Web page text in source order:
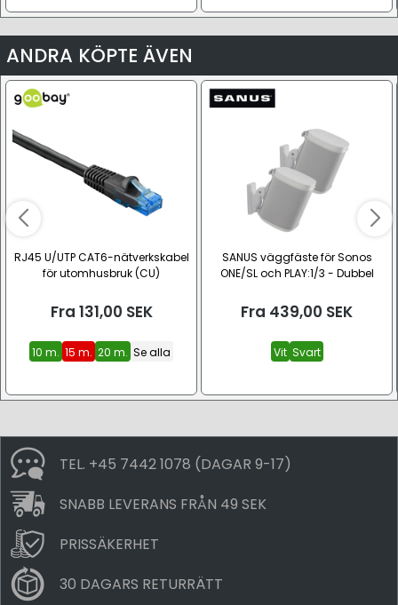
ANDRA KÖPTE ÄVEN
RJ45 U/UTP CAT6-nätverkskabel
för utomhusbruk (CU)
Fra 131,00 SEK
10 m. 15 m. 20 m. Se alla
SANUS väggfäste för Sonos
ONE/SL och PLAY:1/3 - Dubbel
Fra 439,00 SEK
Vit Svart
TEL. +45 7442 1078 (DAGAR 9-17)
SNABB LEVERANS FRÅN 49 SEK
PRISSÄKERHET
30 DAGARS RETURRÄTT